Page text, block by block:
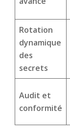
Rotation
dynamique
des
secrets
Audit et
conformité